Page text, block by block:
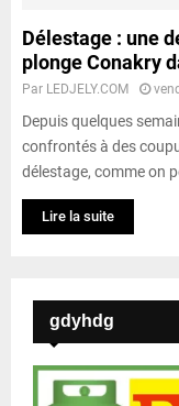
Délestage : une
plonge Conakry
Par LEDJELY.COM
Depuis quelques
confrontés à des
délestage, comme on
Lire la suite
gdyhdg